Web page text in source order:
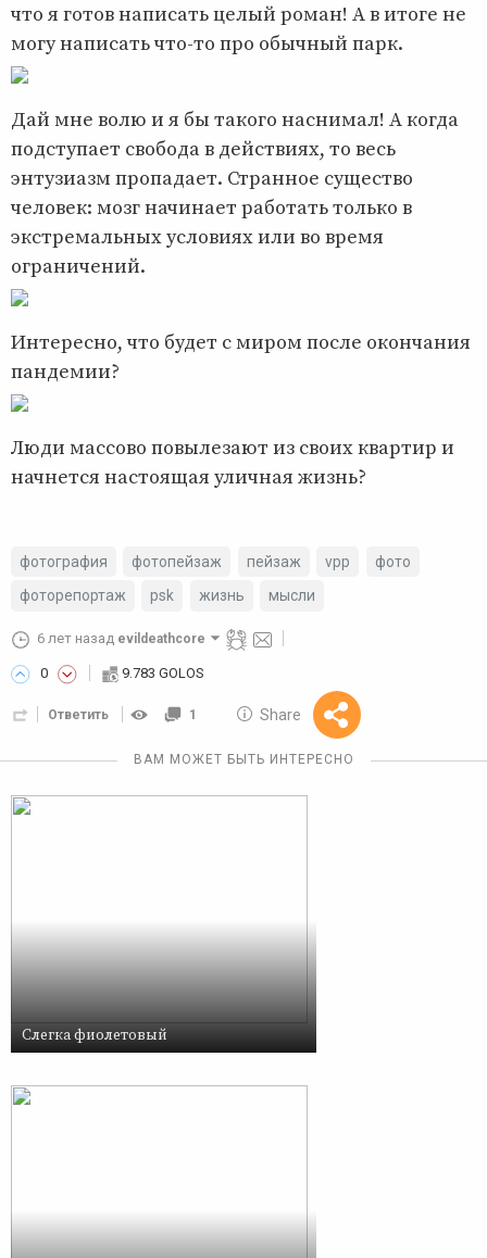
что я готов написать целый роман! А в итоге не
могу написать что-то про обычный парк.
Дай мне волю и я бы такого наснимал! А когда
подступает свобода в действиях, то весь
энтузиазм пропадает. Странное существо
человек: мозг начинает работать только в
экстремальных условиях или во время
ограничений.
Интересно, что будет с миром после окончания
пандемии?
Люди массово повылезают из своих квартир и
начнется настоящая уличная жизнь?
фотография фотопейзаж пейзаж vpp
фото
фоторепортаж
psk жизнь мысли
6 лет назад evildeathcore
0 9.783 GOLOS
Ответить 1 Share
Reward
10 GOLOS
ВАМ МОЖЕТ БЫТЬ ИНТЕРЕСНО
Слегка фиолетовый